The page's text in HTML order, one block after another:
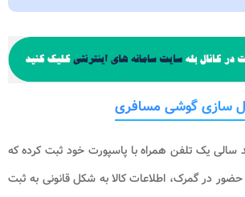
سازی گوشی مسافری
سالی یک تلفن همراه با پاسپورت خود ثبت کرده که
حضور در گمرک، اطلاعات کالا به شکل قانونی به ثبت